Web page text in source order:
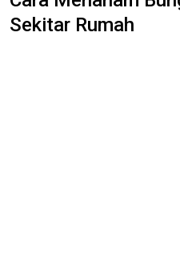
Sekitar Rumah